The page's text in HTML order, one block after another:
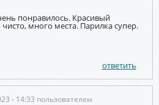
понравилось. Красивый
много места. Парилка супер.
ответить
- 14:33 пользователем